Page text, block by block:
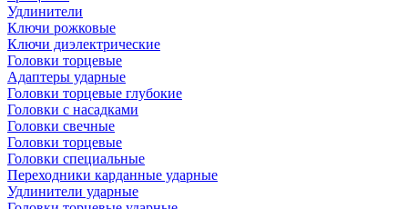
Удлинители
Ключи рожковые
Ключи диэлектрические
Головки торцевые
Адаптеры ударные
Головки торцевые глубокие
Головки с насадками
Головки свечные
Головки торцевые
Головки специальные
Переходники карданные ударные
Удлинители ударные